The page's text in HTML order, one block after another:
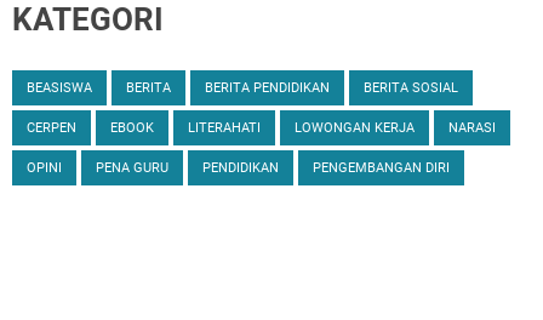
KATEGORI
BEASISWA BERITA BERITA PENDIDIKAN BERITA SOSIAL
CERPEN EBOOK LITERAHATI LOWONGAN KERJA NARASI
OPINI PENA GURU PENDIDIKAN PENGEMBANGAN DIRI